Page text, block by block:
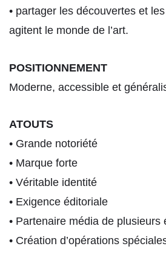
• partager les découvertes et
agitent le monde de l’art.
POSITIONNEMENT
Moderne, accessible et
ATOUTS
• Grande notoriété
• Marque forte
• Véritable identité
• Exigence éditoriale
• Partenaire média de plusieurs
• Création d’opérations